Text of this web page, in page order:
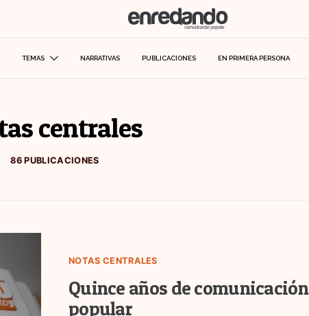
TEMAS NARRATIVAS PUBLICACIONES EN PRIMERA PERSONA
centrales
86 PUBLICACIONES
NOTAS CENTRALES
Quince años de comunicación
popular